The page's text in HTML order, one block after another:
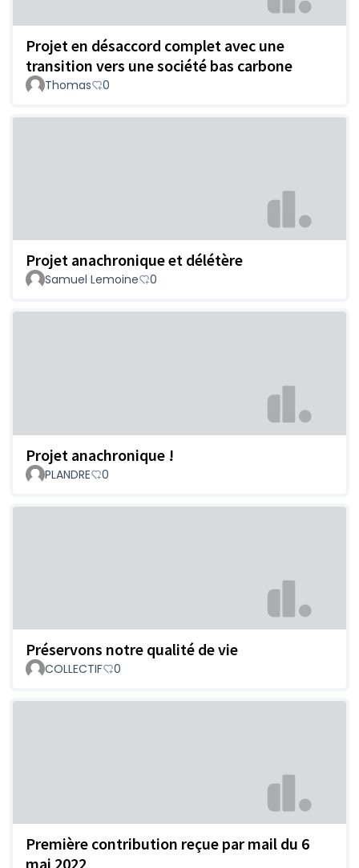
Projet en désaccord complet avec une
transition vers une société bas carbone
Thomas 0
Projet anachronique et délétère
Samuel Lemoine 0
Projet anachronique !
PLANDRE 0
Préservons notre qualité de vie
COLLECTIF 0
Première contribution reçue par mail du 6
mai 2022